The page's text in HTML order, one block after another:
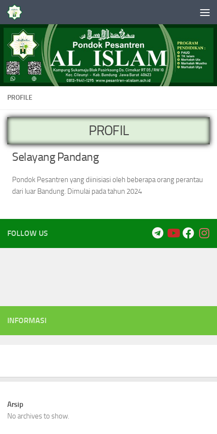
Skip to content
PROFILE
PROFIL
Selayang Pandang
Pondok Pesantren yang diinisiasi oleh beberapa orang perantau
dari luar Bandung. Dimulai pada tahun 2024
FOLLOW US
INFORMASI
Arsip
No archives to show.